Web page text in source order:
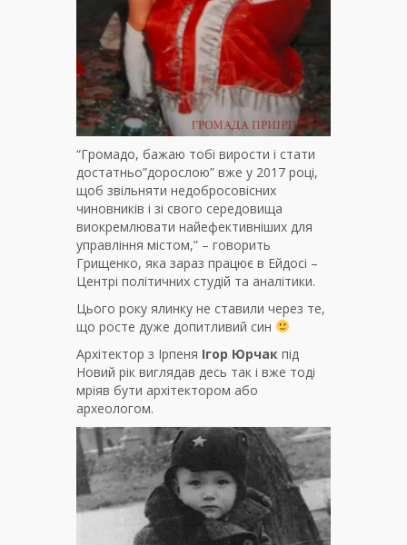
“Громадо, бажаю тобі вирости і стати
достатньо”дорослою” вже у 2017 році,
щоб звільняти недобросовісних
чиновників і зі свого середовища
виокремлювати найефективніших для
управління містом,” – говорить
Грищенко, яка зараз працює в Ейдосі –
Центрі політичних студій та аналітики.
Цього року ялинку не ставили через те,
що росте дуже допитливий син
Архітектор з Ірпеня Ігор Юрчак під
Новий рік виглядав десь так і вже тоді
мріяв бути архітектором або
археологом.